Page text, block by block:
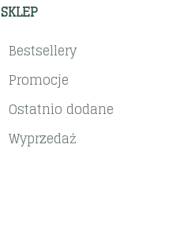
SKLEP
Bestsellery
Promocje
Ostatnio dodane
Wyprzedaż